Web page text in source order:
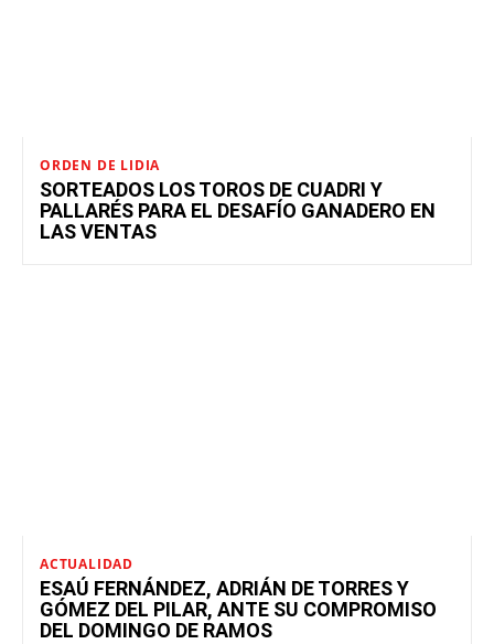
ORDEN DE LIDIA
SORTEADOS LOS TOROS DE CUADRI Y
PALLARÉS PARA EL DESAFÍO GANADERO EN
LAS VENTAS
ACTUALIDAD
ESAÚ FERNÁNDEZ, ADRIÁN DE TORRES Y
GÓMEZ DEL PILAR, ANTE SU COMPROMISO
DEL DOMINGO DE RAMOS